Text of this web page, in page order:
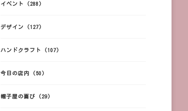
イベント (288)
デザイン (127)
ハンドクラフト (107)
今日の店内 (50)
帽子屋の喜び (29)